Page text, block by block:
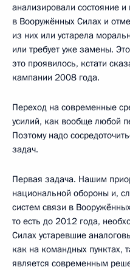
анализировали состояние
в Вооружённых Силах и
из них или устарела
или требует уже замены.
это проявилось, кстати
кампании 2008 года.
Переход на современные
усилий, как вообще любой
Поэтому надо
задач.
Первая задача. Нашим
национальной обороны и,
систем связи в
то есть до 2012 года,
Силах устаревшие
как на командных пунктах,
является современным